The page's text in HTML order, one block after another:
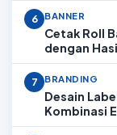
6 BANNER
Cetak Roll
dengan
7 BRANDING
Desain
Kombinasi